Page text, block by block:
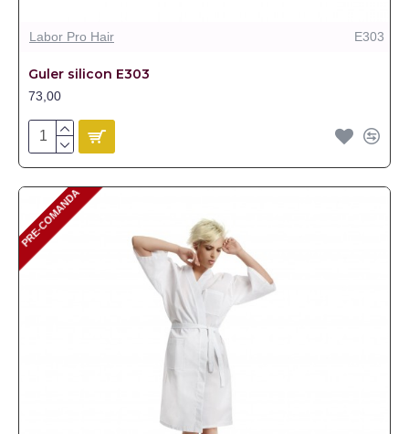
Labor Pro Hair E303
Guler silicon E303
73,00
PRE-COMANDA
PRE-COMANDA